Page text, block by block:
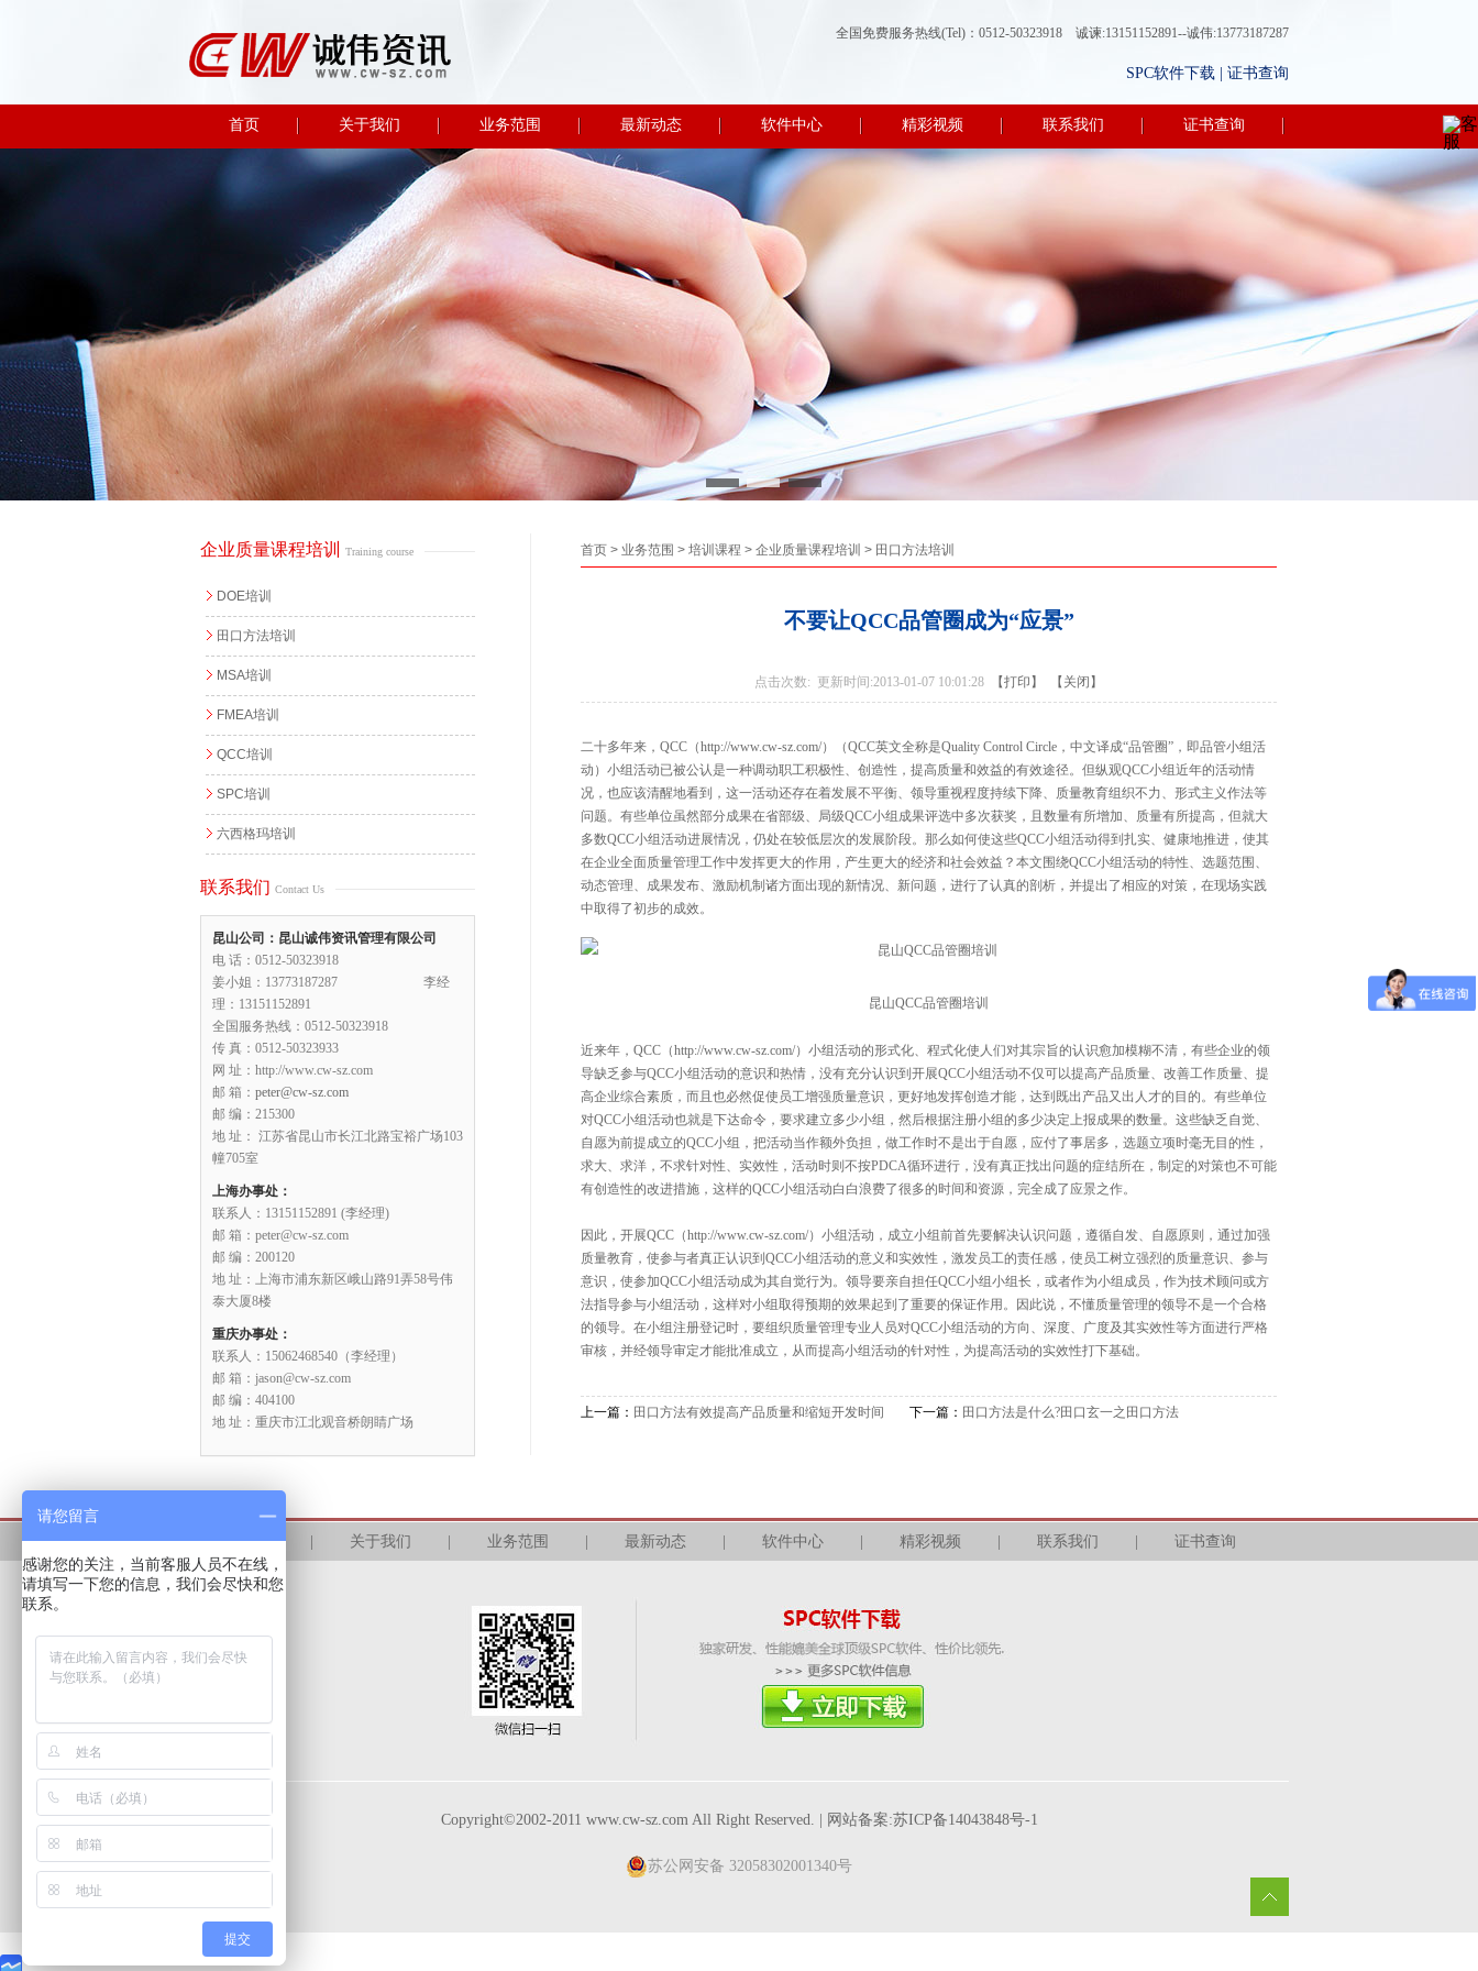
全国免费服务热线(Tel)：0512-50323918 诚谏:13151152891--诚伟:13773187287
SPC软件下载 证书查询
首页 关于我们 业务范围 最新动态 软件中心 精彩视频 联系我们 证书查询
企业质量课程培训 Training course
DOE培训
田口方法培训
MSA培训
FMEA培训
QCC培训
SPC培训
六西格玛培训
联系我们 Contact Us
昆山公司：昆山诚伟资讯管理有限公司
电 话：0512-50323918
姜小姐：13773187287 李经
理：13151152891
全国服务热线：0512-50323918
传 真：0512-50323933
网 址：http://www.cw-sz.com
邮 箱： peter@cw-sz.com
邮 编：215300
地 址： 江苏省昆山市长江北路宝裕广场103
幢705室
上海办事处：
联系人：13151152891 (李经理)
邮 箱：peter@cw-sz.com
邮 编：200120
地 址：上海市浦东新区峨山路91弄58号伟
泰大厦8楼
重庆办事处：
联系人：15062468540（李经理）
邮 箱：jason@cw-sz.com
邮 编：404100
地 址：重庆市江北观音桥朗睛广场
首页 > 业务范围 > 培训课程 > 企业质量课程培训 > 田口方法培训
不要让QCC品管圈成为“应景”
点击次数: 更新时间:2013-01-07 10:01:28 【打印】 【关闭】
二十多年来， QCC （http://www.cw-sz.com/）（QCC英文全称是Quality Control Circle，中文译成“品管圈”，即品管小组活
动）小组活动已被公认是一种调动职工积极性、创造性，提高质量和效益的有效途径。但纵观QCC小组近年的活动情
况，也应该清醒地看到，这一活动还存在着发展不平衡、领导重视程度持续下降、质量教育组织不力、形式主义作法等
问题。有些单位虽然部分成果在省部级、局级QCC小组成果评选中多次获奖，且数量有所增加、质量有所提高，但就大
多数QCC小组活动进展情况，仍处在较低层次的发展阶段。那么如何使这些QCC小组活动得到扎实、健康地推进，使其
在企业全面质量管理工作中发挥更大的作用，产生更大的经济和社会效益？本文围绕QCC小组活动的特性、选题范围、
动态管理、成果发布、激励机制诸方面出现的新情况、新问题，进行了认真的剖析，并提出了相应的对策，在现场实践
中取得了初步的成效。
昆山QCC品管圈培训
近来年， QCC （http://www.cw-sz.com/）小组活动的形式化、程式化使人们对其宗旨的认识愈加模糊不清，有些企业的领
导缺乏参与QCC小组活动的意识和热情，没有充分认识到开展QCC小组活动不仅可以提高产品质量、改善工作质量、提
高企业综合素质，而且也必然促使员工增强质量意识，更好地发挥创造才能，达到既出产品又出人才的目的。有些单位
对QCC小组活动也就是下达命令，要求建立多少小组，然后根据注册小组的多少决定上报成果的数量。这些缺乏自觉、
自愿为前提成立的QCC小组，把活动当作额外负担，做工作时不是出于自愿，应付了事居多，选题立项时毫无目的性，
求大、求洋，不求针对性、实效性，活动时则不按PDCA循环进行，没有真正找出问题的症结所在，制定的对策也不可能
有创造性的改进措施，这样的QCC小组活动白白浪费了很多的时间和资源，完全成了应景之作。
因此，开展QCC （http://www.cw-sz.com/）小组活动，成立小组前首先要解决认识问题，遵循自发、自愿原则，通过加强
质量教育，使参与者真正认识到QCC小组活动的意义和实效性，激发员工的责任感，使员工树立强烈的质量意识、参与
意识，使参加QCC小组活动成为其自觉行为。领导要亲自担任QCC小组小组长，或者作为小组成员，作为技术顾问或方
法指导参与小组活动，这样对小组取得预期的效果起到了重要的保证作用。因此说，不懂质量管理的领导不是一个合格
的领导。在小组注册登记时，要组织质量管理专业人员对QCC小组活动的方向、深度、广度及其实效性等方面进行严格
审核，并经领导审定才能批准成立，从而提高小组活动的针对性，为提高活动的实效性打下基础。
上一篇： 田口方法有效提高产品质量和缩短开发时间 下一篇： 田口方法是什么?田口玄一之田口方法
首页 关于我们 业务范围 最新动态 软件中心 精彩视频 联系我们 证书查询
Copyright©2002-2011 www.cw-sz.com All Right Reserved. | 网站备案:苏ICP备14043848号-1
苏公网安备 32058302001340号
请您留言
感谢您的关注，当前客服人员不在线，
请填写一下您的信息，我们会尽快和您
联系。
提交